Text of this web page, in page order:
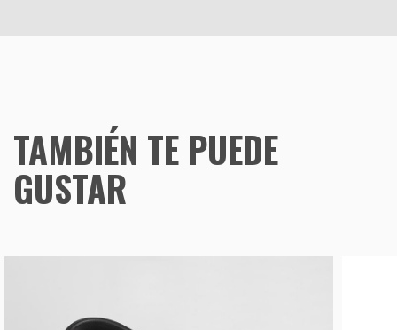
TAMBIÉN TE PUEDE
GUSTAR